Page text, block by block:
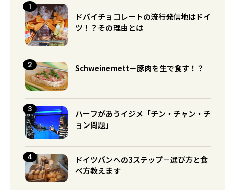
ドバイチョコレートの流行発信地はドイ
ツ！？その理由とは
Schweinemett－豚肉を生で食す！？
ハーフがあうイジメ「チン・チャン・チ
ョン問題」
ドイツパンへの3ステップ－選び方と食
べ方教えます